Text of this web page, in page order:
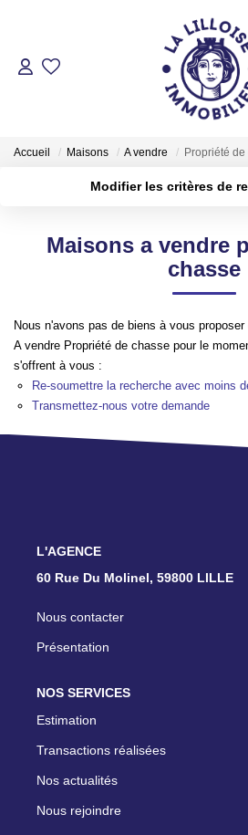
ACHETER
Tous Nos
LOUER
Accueil Maisons A vendre Propriété de
Modifier les critères de
Type de bien
Créer une alerte
Maisons a vendre
chasse
Nous n'avons pas de biens à vous
A vendre Propriété de chasse pour le
s'offrent à vous :
Re-soumettre la recherche avec moins
Transmettez-nous votre demande
L'AGENCE
60 Rue Du Molinel, 59800 LILLE
Nous contacter
Présentation
NOS SERVICES
Estimation
Transactions réalisées
Nos actualités
Nous rejoindre